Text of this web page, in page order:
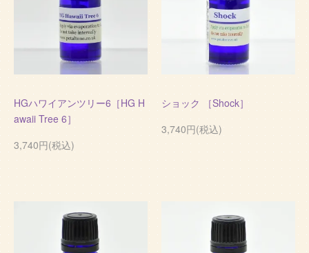
HGハワイアンツリー6［HG H
awaii Tree 6］
3,740円(税込)
ショック ［Shock］
3,740円(税込)